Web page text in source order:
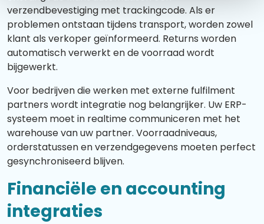
verzendbevestiging met trackingcode. Als er
problemen ontstaan tijdens transport, worden zowel
klant als verkoper geïnformeerd. Returns worden
automatisch verwerkt en de voorraad wordt
bijgewerkt.
Voor bedrijven die werken met externe fulfilment
partners wordt integratie nog belangrijker. Uw ERP-
systeem moet in realtime communiceren met het
warehouse van uw partner. Voorraadniveaus,
orderstatussen en verzendgegevens moeten perfect
gesynchroniseerd blijven.
Financiële en accounting
integraties